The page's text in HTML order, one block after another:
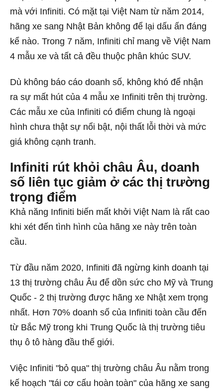
mà với Infiniti. Có mặt tại Việt Nam từ năm 2014,
hãng xe sang Nhật Bản không để lại dấu ấn đáng
kể nào. Trong 7 năm, Infiniti chỉ mang về Việt Nam
4 mẫu xe và tất cả đều thuộc phân khúc SUV.
Dù không báo cáo doanh số, không khó để nhận
ra sự mất hút của 4 mẫu xe Infiniti trên thị trường.
Các mẫu xe của Infiniti có điểm chung là ngoại
hình chưa thật sự nổi bật, nội thất lỗi thời và mức
giá không cạnh tranh.
Infiniti rút khỏi châu Âu, doanh
số liên tục giảm ở các thị trường
trọng điểm
Khả năng Infiniti biến mất khởi Việt Nam là rất cao
khi xét đến tình hình của hãng xe này trên toàn
cầu.
Từ đầu năm 2020, Infiniti đã ngừng kinh doanh tại
13 thị trường châu Âu để dồn sức cho Mỹ và Trung
Quốc - 2 thị trường được hãng xe Nhật xem trọng
nhất. Hơn 70% doanh số của Infiniti toàn cầu đến
từ Bắc Mỹ trong khi Trung Quốc là thị trường tiêu
thụ ô tô hàng đầu thế giới.
Việc Infiniti "bỏ qua" thị trường châu Âu nằm trong
kế hoạch "tái cơ cấu hoàn toàn" của hãng xe sang